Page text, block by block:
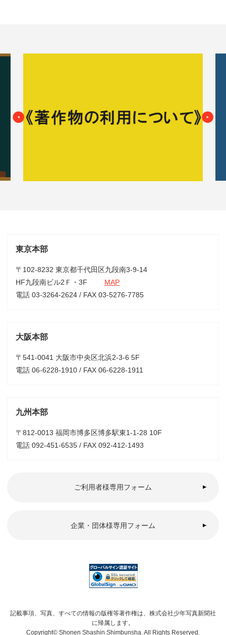
東京本部
〒102-8232 東京都千代田区九段南3-9-14
HF九段南ビル2Ｆ・3F
MAP
電話 03-3264-2624 / FAX 03-5276-7785
大阪本部
〒541-0041 大阪市中央区北浜2-3-6 5F
電話 06-6228-1910 / FAX 06-6228-1911
九州本部
〒812-0013 福岡市博多区博多駅東1-1-28 10F
電話 092-451-6535 / FAX 092-412-1493
ご利用者様専用フォーム
企業・団体様専用フォーム
記載事項、写真、すべての情報の版権等著作権は、株式会社少年写真新聞社
に帰属します。
Copyright© Shonen Shashin Shimbunsha. All Rights Reserved.